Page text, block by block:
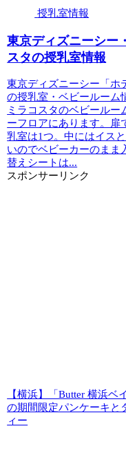
授乳室情報
東京ディズニーシー
スタの授乳室情報
東京ディズニーシー「ホ
の授乳室・ベビールーム
ミラコスタのベビールー
ーフロアにあります。扉
乳室は1つ。中にはイス
いのでベビーカーのまま
替えシートは...
スポンサーリンク
【横浜】「Butter 横浜ベ
の期間限定パンケーキと
ィー